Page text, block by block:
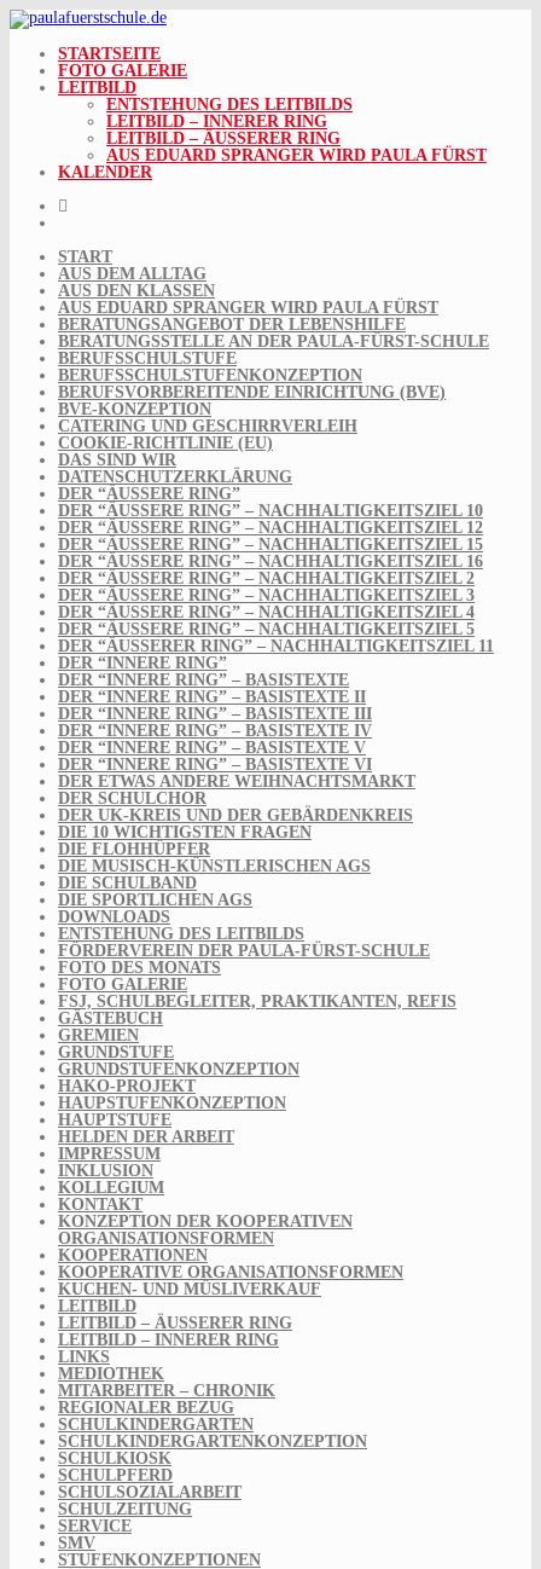
Skip
to
content STARTSEITE
FOTO GALERIE
LEITBILD
ENTSTEHUNG DES LEITBILDS
LEITBILD – INNERER RING
LEITBILD – ÄUSSERER RING
AUS EDUARD SPRANGER WIRD PAULA FÜRST
KALENDER
START
AUS DEM ALLTAG
AUS DEN KLASSEN
AUS EDUARD SPRANGER WIRD PAULA FÜRST
BERATUNGSANGEBOT DER LEBENSHILFE
BERATUNGSSTELLE AN DER PAULA-FÜRST-SCHULE
BERUFSSCHULSTUFE
BERUFSSCHULSTUFENKONZEPTION
BERUFSVORBEREITENDE EINRICHTUNG (BVE)
BVE-KONZEPTION
CATERING UND GESCHIRRVERLEIH
COOKIE-RICHTLINIE (EU)
DAS SIND WIR
DATENSCHUTZERKLÄRUNG
DER “ÄUSSERE RING”
DER “ÄUSSERE RING” – NACHHALTIGKEITSZIEL 10
DER “ÄUSSERE RING” – NACHHALTIGKEITSZIEL 12
DER “ÄUSSERE RING” – NACHHALTIGKEITSZIEL 15
DER “ÄUSSERE RING” – NACHHALTIGKEITSZIEL 16
DER “ÄUSSERE RING” – NACHHALTIGKEITSZIEL 2
DER “ÄUSSERE RING” – NACHHALTIGKEITSZIEL 3
DER “ÄUSSERE RING” – NACHHALTIGKEITSZIEL 4
DER “ÄUSSERE RING” – NACHHALTIGKEITSZIEL 5
DER “ÄUSSERER RING” – NACHHALTIGKEITSZIEL 11
DER “INNERE RING”
DER “INNERE RING” – BASISTEXTE
DER “INNERE RING” – BASISTEXTE II
DER “INNERE RING” – BASISTEXTE III
DER “INNERE RING” – BASISTEXTE IV
DER “INNERE RING” – BASISTEXTE V
DER “INNERE RING” – BASISTEXTE VI
DER ETWAS ANDERE WEIHNACHTSMARKT
DER SCHULCHOR
DER UK-KREIS UND DER GEBÄRDENKREIS
DIE 10 WICHTIGSTEN FRAGEN
DIE FLOHHÜPFER
DIE MUSISCH-KÜNSTLERISCHEN AGS
DIE SCHULBAND
DIE SPORTLICHEN AGS
DOWNLOADS
ENTSTEHUNG DES LEITBILDS
FÖRDERVEREIN DER PAULA-FÜRST-SCHULE
FOTO DES MONATS
FOTO GALERIE
FSJ, SCHULBEGLEITER, PRAKTIKANTEN, REFIS
GÄSTEBUCH
GREMIEN
GRUNDSTUFE
GRUNDSTUFENKONZEPTION
HAKO-PROJEKT
HAUPSTUFENKONZEPTION
HAUPTSTUFE
HELDEN DER ARBEIT
IMPRESSUM
INKLUSION
KOLLEGIUM
KONTAKT
KONZEPTION DER KOOPERATIVEN
ORGANISATIONSFORMEN
KOOPERATIONEN
KOOPERATIVE ORGANISATIONSFORMEN
KUCHEN- UND MÜSLIVERKAUF
LEITBILD
LEITBILD – ÄUSSERER RING
LEITBILD – INNERER RING
LINKS
MEDIOTHEK
MITARBEITER – CHRONIK
REGIONALER BEZUG
SCHULKINDERGARTEN
SCHULKINDERGARTENKONZEPTION
SCHULKIOSK
SCHULPFERD
SCHULSOZIALARBEIT
SCHULZEITUNG
SERVICE
SMV
STUFENKONZEPTIONEN